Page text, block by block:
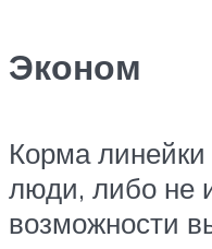
Эконом
Корма
люди, либо не
возможности